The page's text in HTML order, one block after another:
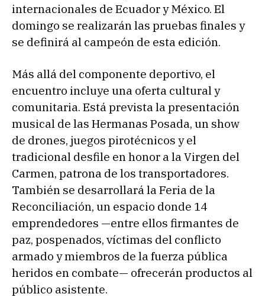
internacionales de Ecuador y México. El
domingo se realizarán las pruebas finales y
se definirá al campeón de esta edición.
Más allá del componente deportivo, el
encuentro incluye una oferta cultural y
comunitaria. Está prevista la presentación
musical de las Hermanas Posada, un show
de drones, juegos pirotécnicos y el
tradicional desfile en honor a la Virgen del
Carmen, patrona de los transportadores.
También se desarrollará la Feria de la
Reconciliación, un espacio donde 14
emprendedores —entre ellos firmantes de
paz, pospenados, víctimas del conflicto
armado y miembros de la fuerza pública
heridos en combate— ofrecerán productos al
público asistente.